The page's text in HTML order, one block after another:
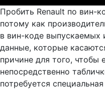
Пробить Renault по вин-
потому как
в вин-коде выпускаемых
данные, которые
причине для того, чтобы
непосредственно
потребуется